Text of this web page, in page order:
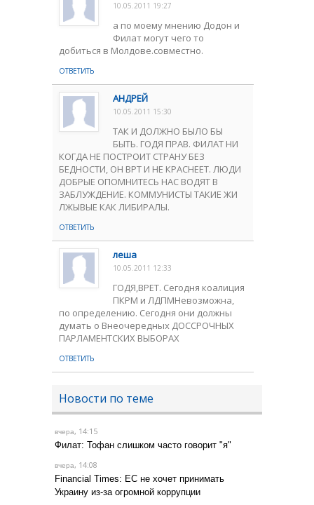
10.05.2011 19:27
а по моему мнению Додон и
Филат могут чего то
добиться в Молдове.совместно.
ОТВЕТИТЬ
АНДРЕЙ
10.05.2011 15:30
ТАК И ДОЛЖНО БЫЛО БЫ
БЫТЬ. ГОДЯ ПРАВ. ФИЛАТ НИ
КОГДА НЕ ПОСТРОИТ СТРАНУ БЕЗ
БЕДНОСТИ, ОН ВРТ И НЕ КРАСНЕЕТ. ЛЮДИ
ДОБРЫЕ ОПОМНИТЕСЬ НАС ВОДЯТ В
ЗАБЛУЖДЕНИЕ. КОММУНИСТЫ ТАКИЕ ЖИ
ЛЖЫВЫЕ КАК ЛИБИРАЛЫ.
ОТВЕТИТЬ
леша
10.05.2011 12:33
ГОДЯ,ВРЕТ. Сегодня коалиция
ПКРМ и ЛДПМНевозможна,
по определению. Сегодня они должны
думать о Внеочередных ДОССРОЧНЫХ
ПАРЛАМЕНТСКИХ ВЫБОРАХ
ОТВЕТИТЬ
Новости по теме
вчера, 14:15
Филат: Тофан слишком часто говорит "я"
вчера, 14:08
Financial Times: ЕС не хочет принимать
Украину из-за огромной коррупции